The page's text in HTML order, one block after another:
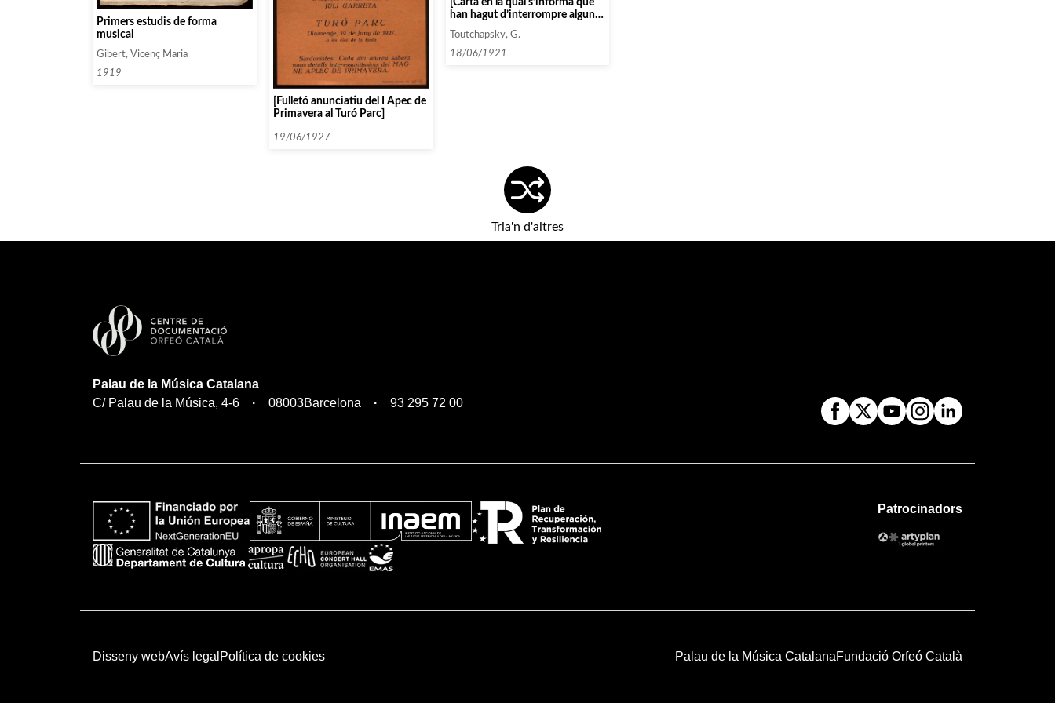
Primers estudis de forma
musical
Gibert, Vicenç Maria
1919
[Fulletó anunciatiu del I Apec de
Primavera al Turó Parc]
19/06/1927
han hagut d’interrompre alguns
Toutchapsky, G.
18/06/1921
Tria'n d'altres
Palau de la Música Catalana
C/ Palau de la Música, 4-6
08003Barcelona 93 295 72 00
Patrocinadors
Disseny webAvís legal Política de cookies Palau de la Música CatalanaFundació Orfeó Català